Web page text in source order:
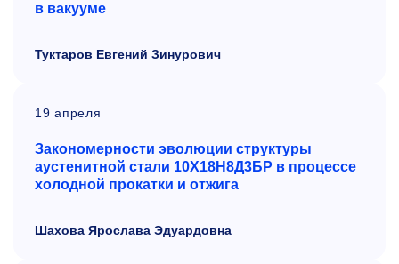
в вакууме
Туктаров Евгений Зинурович
19 апреля
Закономерности эволюции структуры
аустенитной стали 10Х18Н8Д3БР в процессе
холодной прокатки и отжига
Шахова Ярослава Эдуардовна